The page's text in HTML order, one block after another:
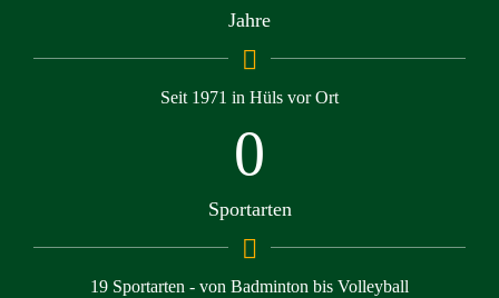
Jahre
Seit 1971 in Hüls vor Ort
0
Sportarten
19 Sportarten - von Badminton bis Volleyball